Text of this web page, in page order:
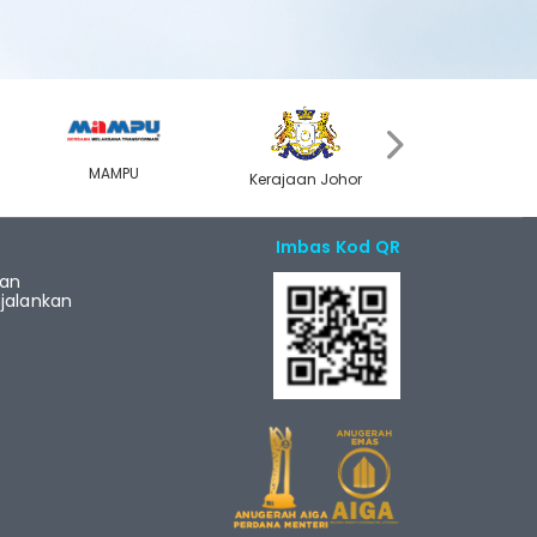
MAMPU Kerajaan Johor
Imbas Kod QR